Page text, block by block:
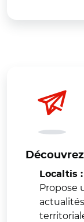
Localtis :
Propose